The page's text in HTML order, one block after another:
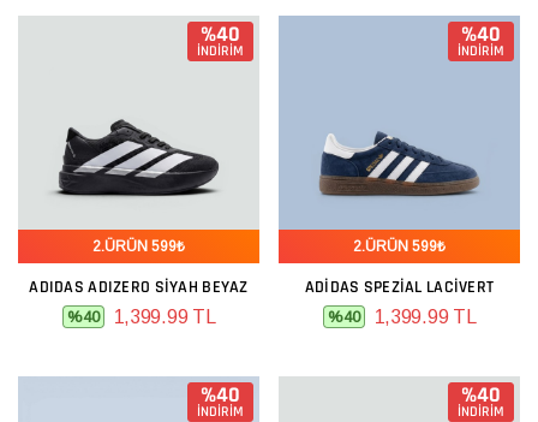
%40
İNDİRİM
2.ÜRÜN 599₺
ADIDAS ADIZERO SIYAH BEYAZ
%40 1,399.99 TL
%40
İNDİRİM
2.ÜRÜN 599₺
ADIDAS SPEZIAL LACIVERT
%40 1,399.99 TL
%40
İNDİRİM
%40
İNDİRİM